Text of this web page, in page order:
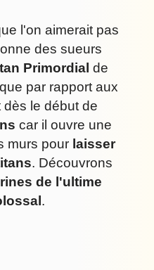
l'on aimerait pas
des sueurs
Primordial de
par rapport aux
le début de
car il ouvre une
murs pour laisser
. Découvrons
de l'ultime
.